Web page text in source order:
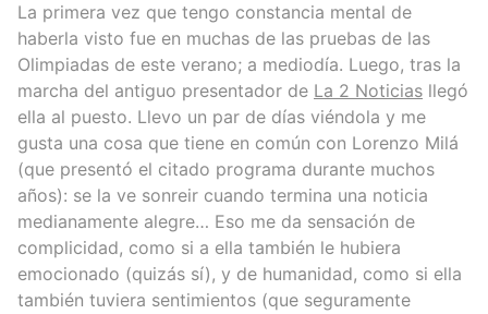
La primera vez que tengo constancia mental de
haberla visto fue en muchas de las pruebas de las
Olimpiadas de este verano; a mediodía. Luego, tras la
marcha del antiguo presentador de La 2 Noticias llegó
ella al puesto. Llevo un par de días viéndola y me
gusta una cosa que tiene en común con Lorenzo Milá
(que presentó el citado programa durante muchos
años): se la ve sonreir cuando termina una noticia
medianamente alegre… Eso me da sensación de
complicidad, como si a ella también le hubiera
emocionado (quizás sí), y de humanidad, como si ella
también tuviera sentimientos (que seguramente